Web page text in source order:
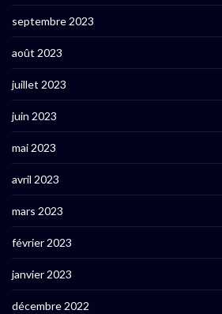
septembre 2023
août 2023
juillet 2023
juin 2023
mai 2023
avril 2023
mars 2023
février 2023
janvier 2023
décembre 2022